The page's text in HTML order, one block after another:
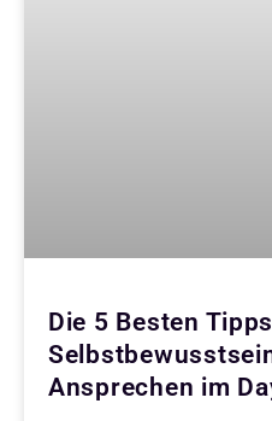
Die 5 Besten
Ansprechen im